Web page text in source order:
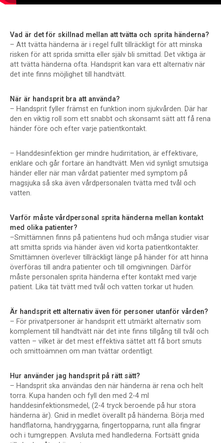
Vad är det för skillnad mellan att tvätta och sprita händerna?
– Att tvätta händerna är i regel fullt tillräckligt för att minska
risken för att sprida smitta eller själv bli smittad. Det viktiga är
att tvätta händerna ofta. Handsprit kan vara ett alternativ när
det inte finns möjlighet till handtvätt.
När är handsprit bra att använda?
– Handsprit fyller främst en funktion inom sjukvården. Där har
den en viktig roll som ett snabbt och skonsamt sätt att få rena
händer före och efter varje patientkontakt.
– Handdesinfektion ger mindre hudirritation, är effektivare,
enklare och går fortare än handtvätt. Men vid synligt smutsiga
händer eller när man vårdat patienter med symptom på
magsjuka så ska även vårdpersonalen tvätta med tvål och
vatten.
Varför måste vårdpersonal sprita händerna mellan kontakt
med olika patienter?
–Smittämnen finns på patientens hud och många studier visar
att smitta sprids via händer även vid korta patientkontakter.
Smittämnen överlever tillräckligt länge på händer för att hinna
överföras till andra patienter och till omgivningen. Därför
måste personalen sprita händerna efter kontakt med varje
patient. Lika tät tvätt med tvål och vatten torkar ut huden.
Är handsprit ett alternativ även för personer utanför vården?
– För privatpersoner är handsprit ett utmärkt alternativ som
komplement till handtvätt när det inte finns tillgång till tvål och
vatten – vilket är det mest effektiva sättet att få bort smuts
och smittoämnen om man tvättar ordentligt.
Hur använder jag handsprit på rätt sätt?
– Handsprit ska användas den när händerna är rena och helt
torra. Kupa handen och fyll den med 2-4 ml
handdesinfektionsmedel, (2-4 tryck beroende på hur stora
händerna är). Gnid in medlet överallt på händerna. Börja med
handflatorna, handryggarna, fingertopparna, runt alla fingrar
och i tumgreppen. Avsluta med handlederna. Fortsätt gnida